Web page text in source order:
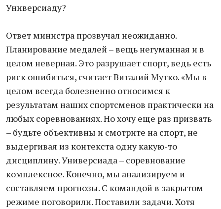
Универсиаду?
Ответ министра прозвучал неожиданно.
Планирование медалей – вещь негуманная и в
целом неверная. Это разрушает спорт, ведь есть
риск ошибиться, считает Виталий Мутко. «Мы в
целом всегда болезненно относимся к
результатам наших спортсменов практически на
любых соревнованиях. Но хочу еще раз призвать
– будьте объективны и смотрите на спорт, не
выдергивая из контекста одну какую-то
дисциплину. Универсиада – соревнование
комплексное. Конечно, мы анализируем и
составляем прогнозы. С командой в закрытом
режиме поговорили. Поставили задачи. Хотя